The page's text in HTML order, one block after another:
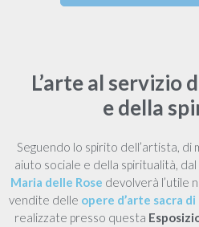
L’arte al servizio
e della
Seguendo lo spirito dell’artista, di
aiuto sociale e della spiritualità,
Maria delle Rose devolverà l’utile
vendite delle opere d’arte sacra
realizzate presso questa